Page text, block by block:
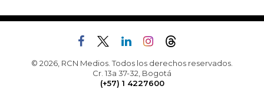
© 2026, RCN Medios. Todos los derechos reservados.
Cr. 13a 37-32, Bogotá
(+57) 1 4227600